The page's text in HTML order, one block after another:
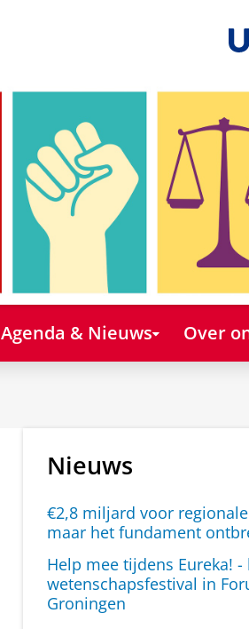
Agenda & Nieuws Over
Nieuws
€2,8 miljard voor
maar het fundament
Help mee tijdens Eureka! -
wetenschapsfestival in
Groningen